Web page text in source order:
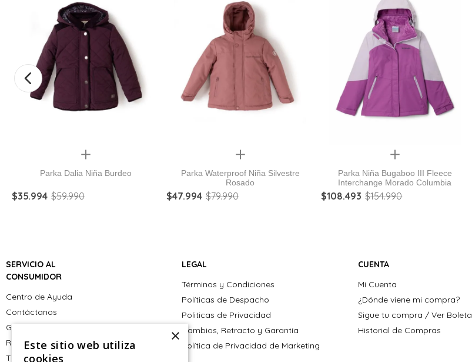
Quickview
Parka Dalia Niña Burdeo
$35.994 $59.990
Quickview
Parka Waterproof Niña Silvestre
Rosado
$47.994 $79.990
Quickview
Parka Niña Bugaboo III Fleece
Interchange Morado Columbia
$108.493 $154.990
SERVICIO AL
CONSUMIDOR
Centro de Ayuda
Contáctanos
Giftcard
Retiro en tienda
Tiendas
LEGAL
Términos y Condiciones
Políticas de Despacho
Politicas de Privacidad
Cambios, Retracto y Garantía
Política de Privacidad de Marketing
CUENTA
Mi Cuenta
¿Dónde viene mi compra?
Sigue tu compra / Ver Boleta
Historial de Compras
×
Este sitio web utiliza
cookies